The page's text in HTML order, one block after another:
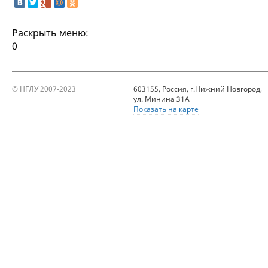
Раскрыть меню:
0
© НГЛУ 2007-2023
603155, Россия, г.Нижний Новгород,
ул. Минина 31А
Показать на карте